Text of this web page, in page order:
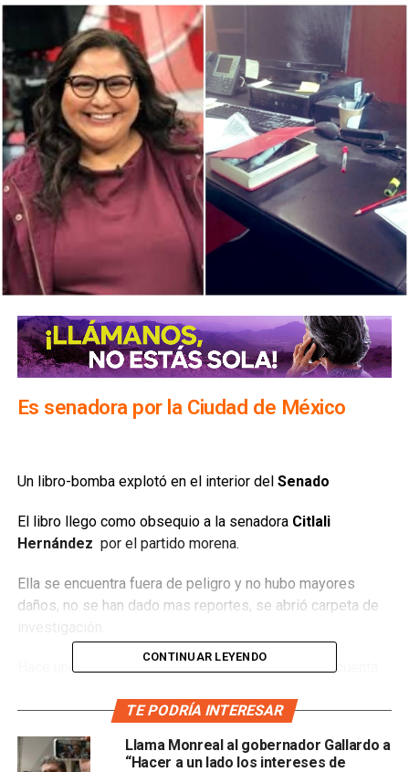
Es senadora por la Ciudad de México
Un libro-bomba explotó en el interior del Senado
El libro llego como obsequio a la senadora Citlali
Hernández por el partido morena.
Ella se encuentra fuera de peligro y no hubo mayores
daños, no se han dado mas reportes, se abrió carpeta de
Hace unos momentos la senadora comento en su cuenta
CONTINUAR LEYENDO
TE PODRÍA INTERESAR
Llama Monreal al gobernador Gallardo a
“Hacer a un lado los intereses de